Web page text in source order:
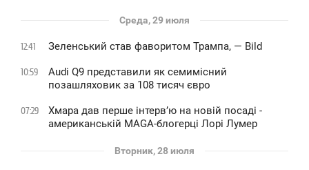
Среда, 29 июля
12:41 Зеленський став фаворитом Трампа, — Bild
10:59
Audi Q9 представили як семимісний
позашляховик за 108 тисяч євро
07:29
Хмара дав перше інтервʼю на новій посаді -
американській MAGA-блогерці Лорі Лумер
Вторник, 28 июля